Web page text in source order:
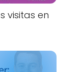
visitas en